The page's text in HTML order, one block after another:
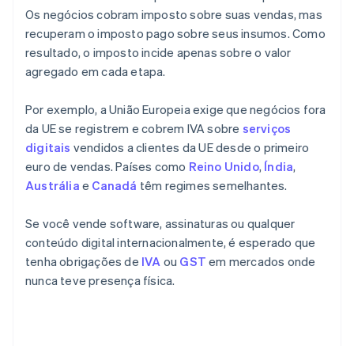
Os negócios cobram imposto sobre suas vendas, mas
recuperam o imposto pago sobre seus insumos. Como
resultado, o imposto incide apenas sobre o valor
agregado em cada etapa.
Por exemplo, a União Europeia exige que negócios fora
da UE se registrem e cobrem IVA sobre serviços
digitais vendidos a clientes da UE desde o primeiro
euro de vendas. Países como Reino Unido, Índia,
Austrália e Canadá têm regimes semelhantes.
Se você vende software, assinaturas ou qualquer
conteúdo digital internacionalmente, é esperado que
tenha obrigações de IVA ou GST em mercados onde
nunca teve presença física.